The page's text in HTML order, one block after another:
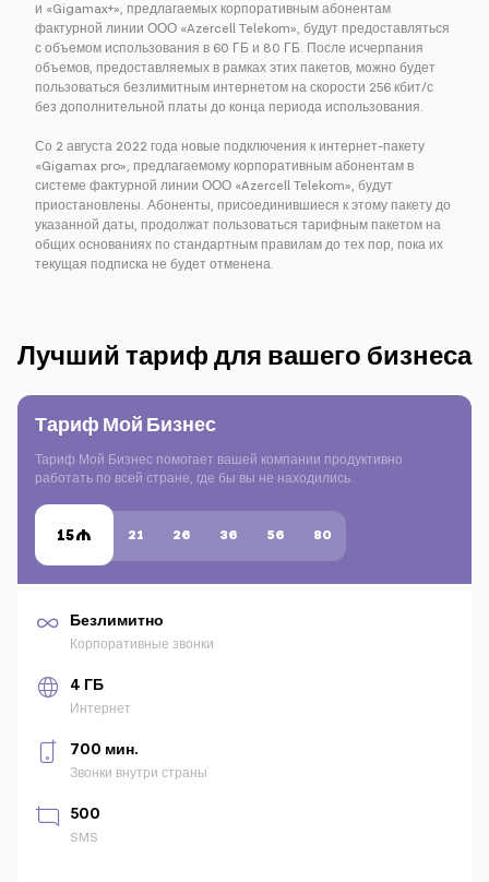
и «Gigamax+», предлагаемых корпоративным абонентам
фактурной линии ООО «Azercell Telekom», будут предоставляться
с объемом использования в 60 ГБ и 80 ГБ. После исчерпания
объемов, предоставляемых в рамках этих пакетов, можно будет
пользоваться безлимитным интернетом на скорости 256 кбит/с
без дополнительной платы до конца периода использования.
Со 2 августа 2022 года новые подключения к интернет-пакету
«Gigamax pro», предлагаемому корпоративным абонентам в
системе фактурной линии ООО «Azercell Telekom», будут
приостановлены. Абоненты, присоединившиеся к этому пакету до
указанной даты, продолжат пользоваться тарифным пакетом на
общих основаниях по стандартным правилам до тех пор, пока их
текущая подписка не будет отменена.
Лучший тариф для вашего бизнеса
Тариф Мой Бизнес
Тариф Мой Бизнес помогает вашей компании продуктивно
работать по всей стране, где бы вы не находились.
15 21 26 36 56 80
Безлимитно
Корпоративные звонки
4 ГБ
Интернет
700 мин.
Звонки внутри страны
500
SMS